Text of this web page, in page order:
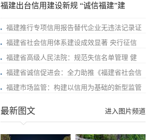
福建出台信用建设新规 “诚信福建”建
福建推行专项信用报告替代企业无违法记录证
福建省社会信用体系建设成效显著 央行征信
福建省高级人民法院：规范失信名单管理 健
福建省诚信促进会：全力助推《福建省社会信
福建市场监管：构建以信用为基础的新型监管
进入图片频道
最新图文